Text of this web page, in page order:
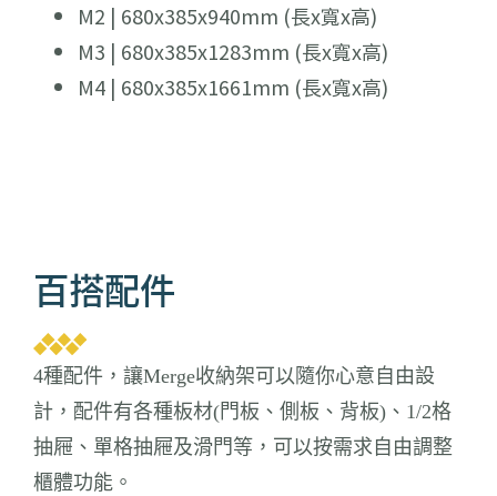
M2 | 680x385x940mm (長x寬x高)
M3 | 680x385x1283mm (長x寬x高)
M4 | 680x385x1661mm (長x寬x高)
百搭配件
4種配件，讓Merge收納架可以隨你心意自由設
計，配件有各種板材(門板、側板、背板)、1/2格
抽屜、單格抽屜及滑門等，可以按需求自由調整
櫃體功能。